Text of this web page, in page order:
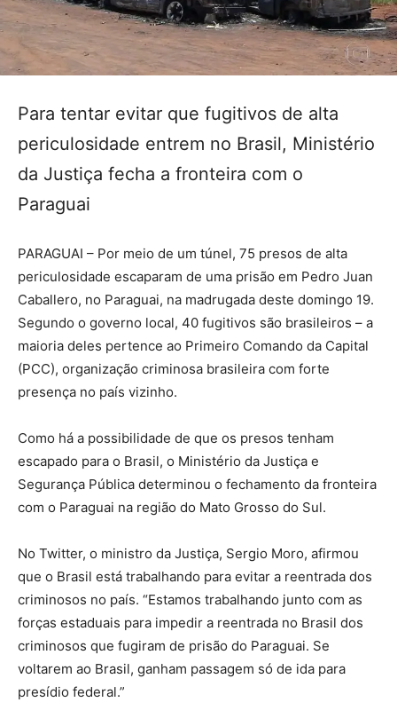
Para tentar evitar que fugitivos de alta
periculosidade entrem no Brasil, Ministério
da Justiça fecha a fronteira com o
Paraguai
PARAGUAI – Por meio de um túnel, 75 presos de alta
periculosidade escaparam de uma prisão em Pedro Juan
Caballero, no Paraguai, na madrugada deste domingo 19.
Segundo o governo local, 40 fugitivos são brasileiros – a
maioria deles pertence ao Primeiro Comando da Capital
(PCC), organização criminosa brasileira com forte
presença no país vizinho.
Como há a possibilidade de que os presos tenham
escapado para o Brasil, o Ministério da Justiça e
Segurança Pública determinou o fechamento da fronteira
com o Paraguai na região do Mato Grosso do Sul.
No Twitter, o ministro da Justiça, Sergio Moro, afirmou
que o Brasil está trabalhando para evitar a reentrada dos
criminosos no país. “Estamos trabalhando junto com as
forças estaduais para impedir a reentrada no Brasil dos
criminosos que fugiram de prisão do Paraguai. Se
voltarem ao Brasil, ganham passagem só de ida para
presídio federal.”